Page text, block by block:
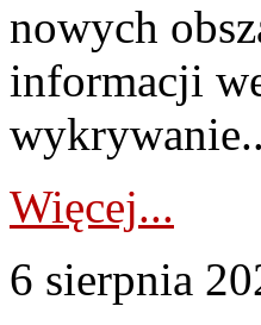
nowych
informacji
Więcej...
6 sierpnia